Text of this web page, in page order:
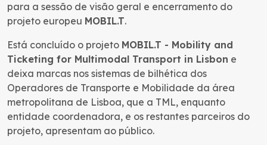
para a sessão de visão geral e encerramento do
projeto europeu MOBIL.T.
Está concluído o projeto MOBIL.T - Mobility and
Ticketing for Multimodal Transport in Lisbon e
deixa marcas nos sistemas de bilhética dos
Operadores de Transporte e Mobilidade da área
metropolitana de Lisboa, que a TML, enquanto
entidade coordenadora, e os restantes parceiros do
projeto, apresentam ao público.